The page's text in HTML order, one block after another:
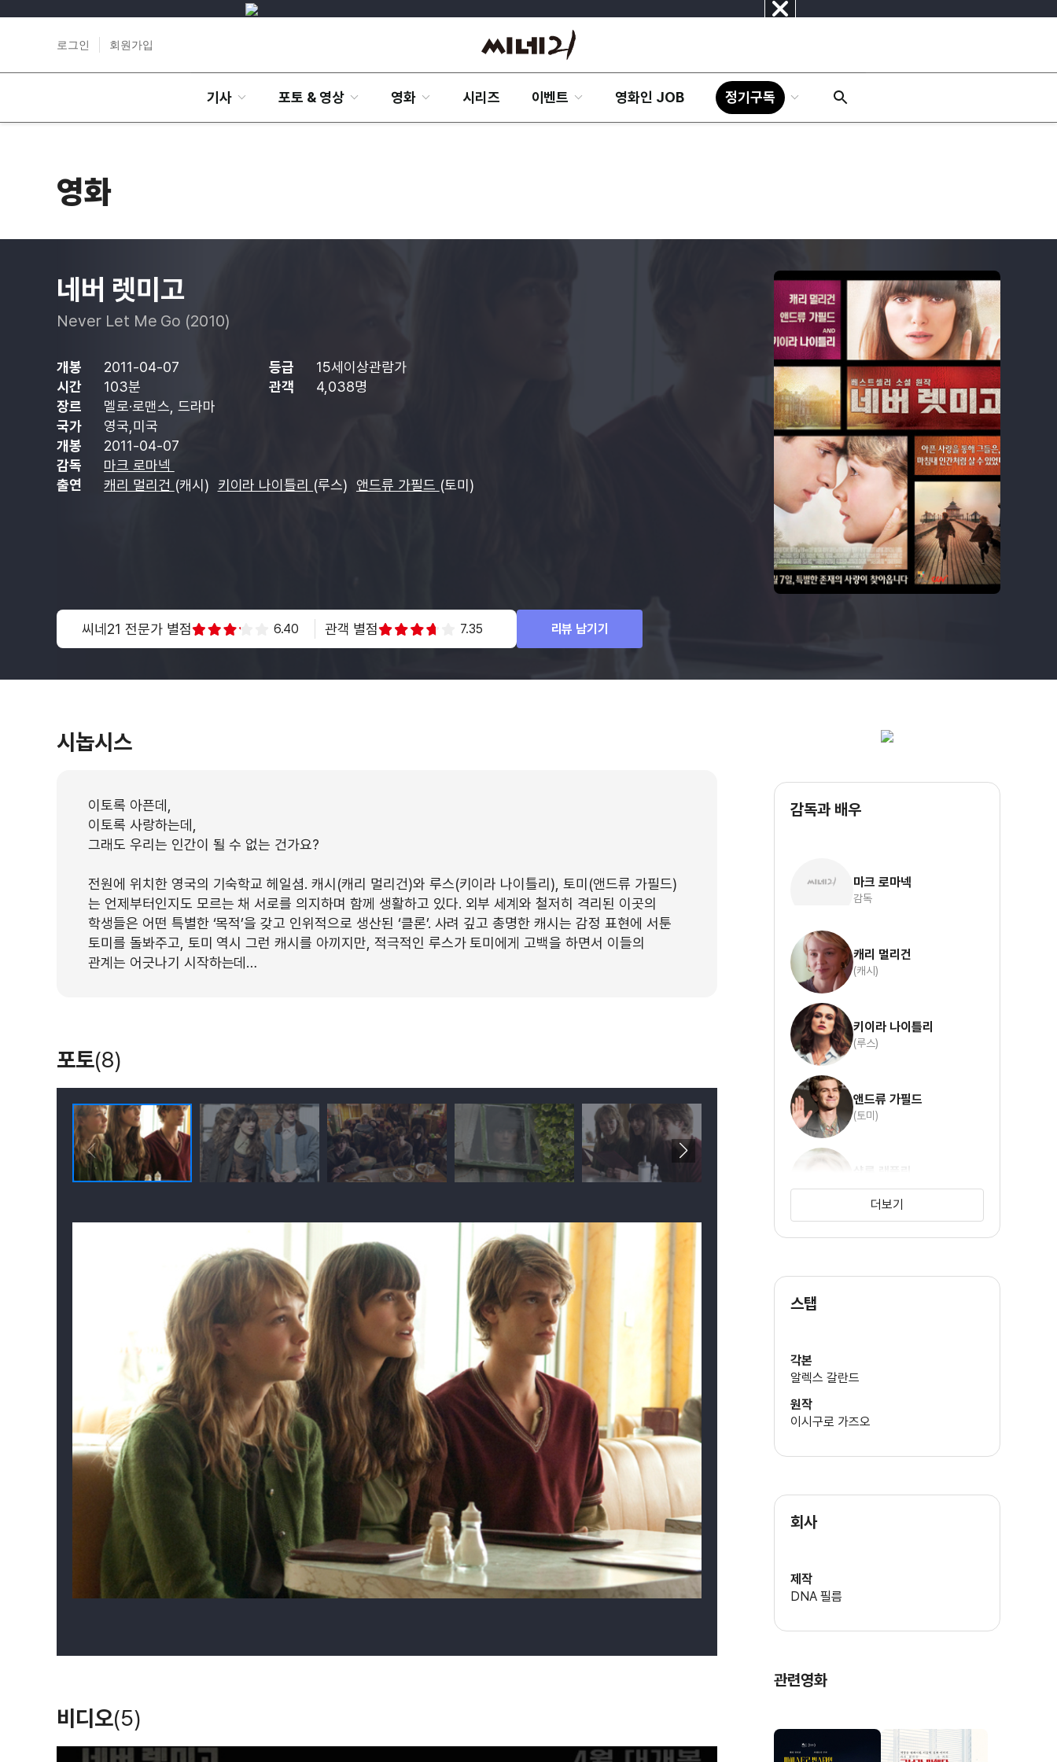
닫
로그인 회원가입
기사 포토 & 영상 영화 시리즈 이벤트 영화인 JOB 정기구독
영화
네버 렛미고
Never Let Me Go (2010)
개봉 2011-04-07 등급
15세이상관람가
시간
103분 관객
4,038명
장르
멜로·로맨스, 드라마
국가
영국,미국
개봉
2011-04-07
감독
마크 로마넥
출연
캐리 멀리건 (캐시) 키이라 나이틀리 (루스) 앤드류 가필드 (토미)
씨네21 전문가 별점 6.40 관객 별점 7.35 리뷰 남기기
시놉시스
이토록 아픈데,
이토록 사랑하는데,
그래도 우리는 인간이 될 수 없는 건가요?
전원에 위치한 영국의 기숙학교 헤일셤. 캐시(캐리 멀리건)와 루스(키이라 나이틀리), 토미(앤드류 가필드)
는 언제부터인지도 모르는 채 서로를 의지하며 함께 생활하고 있다. 외부 세계와 철저히 격리된 이곳의
학생들은 어떤 특별한 ‘목적’을 갖고 인위적으로 생산된 ‘클론’. 사려 깊고 총명한 캐시는 감정 표현에 서툰
토미를 돌봐주고, 토미 역시 그런 캐시를 아끼지만, 적극적인 루스가 토미에게 고백을 하면서 이들의
관계는 어긋나기 시작하는데…
포토(8)
비디오(5)
감독과 배우
마크 로마넥
감독
캐리 멀리건
(캐시)
키이라 나이틀리
(루스)
앤드류 가필드
(토미)
샬롯 램플링
(미스 에밀리)
더보기
스탭
각본
알렉스 갈란드
원작
이시구로 가즈오
회사
제작
DNA 필름
관련영화